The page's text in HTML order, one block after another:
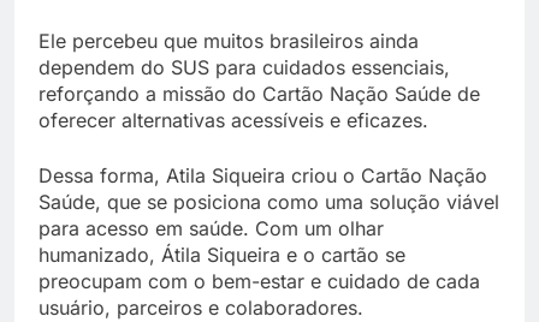
Ele percebeu que muitos brasileiros ainda
dependem do SUS para cuidados essenciais,
reforçando a missão do Cartão Nação Saúde de
oferecer alternativas acessíveis e eficazes.
Dessa forma, Atila Siqueira criou o Cartão Nação
Saúde, que se posiciona como uma solução viável
para acesso em saúde. Com um olhar
humanizado, Átila Siqueira e o cartão se
preocupam com o bem-estar e cuidado de cada
usuário, parceiros e colaboradores.